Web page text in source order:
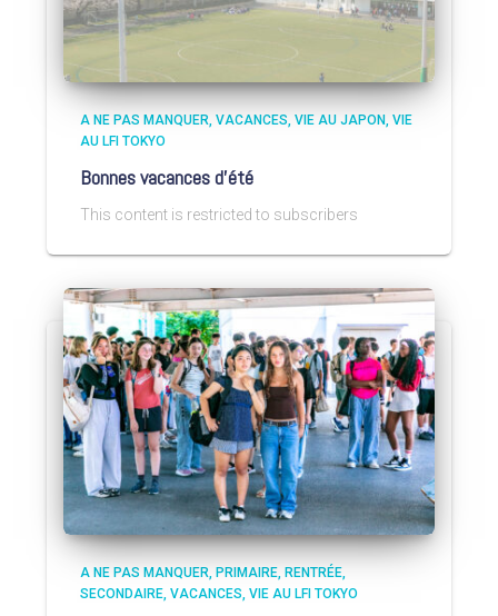
A NE PAS MANQUER VACANCES VIE AU JAPON VIE
AU LFI TOKYO
Bonnes vacances d’été
This content is restricted to subscribers
A NE PAS MANQUER PRIMAIRE RENTRÉE
SECONDAIRE VACANCES VIE AU LFI TOKYO